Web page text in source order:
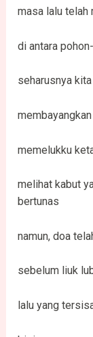
masa lalu telah
di antara
seharusnya
memelukku
melihat kabut
bertunas
namun, doa
sebelum liuk
lalu yang